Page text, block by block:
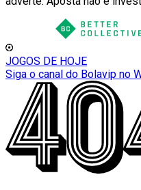
JOGOS DE HOJE
Siga o canal do Bolavip no